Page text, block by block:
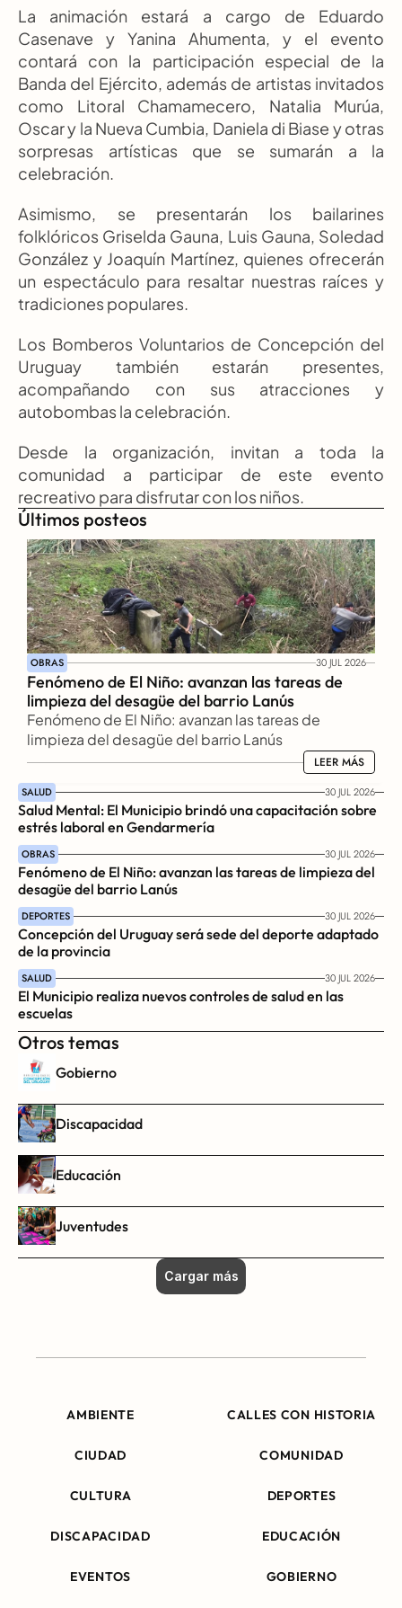
La animación estará a cargo de Eduardo
Casenave y Yanina Ahumenta, y el evento
contará con la participación especial de la
Banda del Ejército, además de artistas invitados
como Litoral Chamamecero, Natalia Murúa,
Oscar y la Nueva Cumbia, Daniela di Biase y otras
sorpresas artísticas que se sumarán a la
celebración.
Asimismo, se presentarán los bailarines
folklóricos Griselda Gauna, Luis Gauna, Soledad
González y Joaquín Martínez, quienes ofrecerán
un espectáculo para resaltar nuestras raíces y
tradiciones populares.
Los Bomberos Voluntarios de Concepción del
Uruguay también estarán presentes,
acompañando con sus atracciones y
autobombas la celebración.
Desde la organización, invitan a toda la
comunidad a participar de este evento
recreativo para disfrutar con los niños.
Últimos posteos
OBRAS 30 JUL 2026
Fenómeno de El Niño: avanzan las tareas de
limpieza del desagüe del barrio Lanús
Fenómeno de El Niño: avanzan las tareas de
limpieza del desagüe del barrio Lanús
LEER MÁS
LEER MÁS
SALUD 30 JUL 2026
Salud Mental: El Municipio brindó una capacitación sobre
estrés laboral en Gendarmería
OBRAS 30 JUL 2026
Fenómeno de El Niño: avanzan las tareas de limpieza del
desagüe del barrio Lanús
DEPORTES 30 JUL 2026
Concepción del Uruguay será sede del deporte adaptado
de la provincia
SALUD 30 JUL 2026
El Municipio realiza nuevos controles de salud en las
escuelas
Otros temas
Gobierno
Discapacidad
Educación
Juventudes
Cargar más
AMBIENTE CALLES CON HISTORIA
CIUDAD COMUNIDAD
CULTURA DEPORTES
DISCAPACIDAD EDUCACIÓN
EVENTOS GOBIERNO